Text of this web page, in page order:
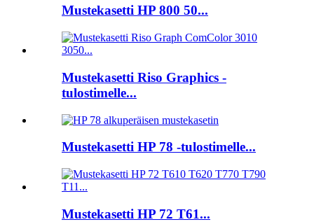
Mustekasetti HP 800 50...
Mustekasetti Riso Graphics -
tulostimelle...
Mustekasetti HP 78 -tulostimelle...
Mustekasetti HP 72 T61...